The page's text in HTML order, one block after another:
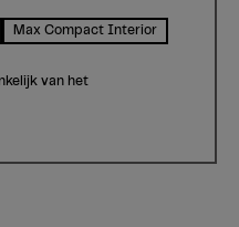
Max Compact Interior
van het